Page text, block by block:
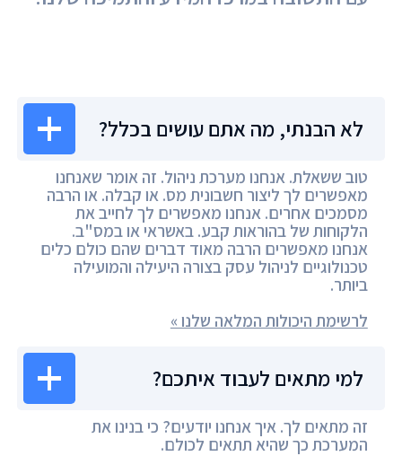
לא הבנתי, מה אתם עושים בכלל?
טוב ששאלת. אנחנו מערכת ניהול. זה אומר שאנחנו
מאפשרים לך ליצור חשבונית מס. או קבלה. או הרבה
מסמכים אחרים. אנחנו מאפשרים לך לחייב את
הלקוחות של בהוראות קבע. באשראי או במס"ב.
אנחנו מאפשרים הרבה מאוד דברים שהם כולם כלים
טכנולוגיים לניהול עסק בצורה היעילה והמועילה
ביותר.
לרשימת היכולות המלאה שלנו »
למי מתאים לעבוד איתכם?
זה מתאים לך. איך אנחנו יודעים? כי בנינו את
המערכת כך שהיא תתאים לכולם.